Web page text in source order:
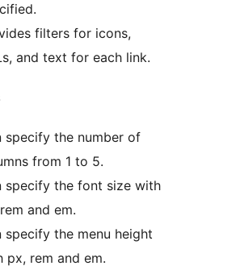
filters for icons,
and text for each link.
specify the number of
from 1 to 5.
specify the font size with
and em.
specify the menu height
px, rem and em.